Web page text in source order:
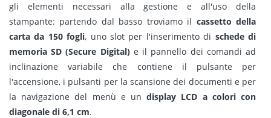
gli elementi necessari alla gestione e all'uso della
stampante: partendo dal basso troviamo il cassetto della
carta da 150 fogli, uno slot per l'inserimento di schede di
memoria SD (Secure Digital)e il pannello dei comandi ad
inclinazione variabile che contiene il pulsante per
l'accensione, i pulsanti per la scansione dei documenti e per
la navigazione del menù e undisplay LCD a colori con
diagonale di 6,1 cm.